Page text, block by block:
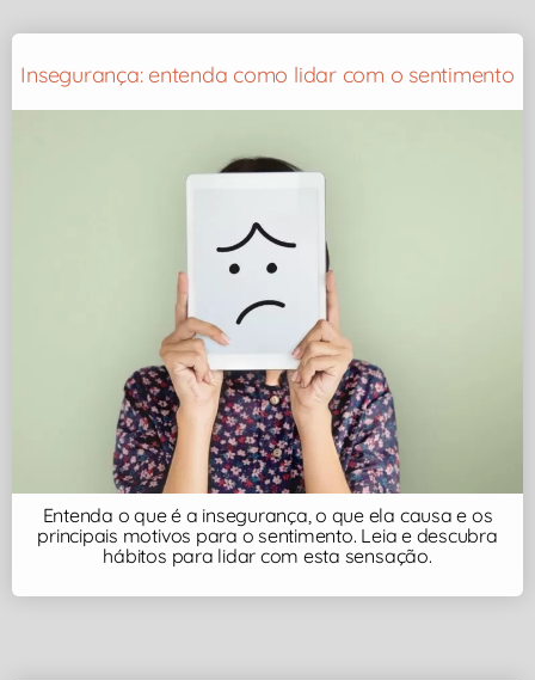
Insegurança: entenda como lidar com o sentimento
Entenda o que é a insegurança, o que ela causa e os
principais motivos para o sentimento. Leia e descubra
hábitos para lidar com esta sensação.